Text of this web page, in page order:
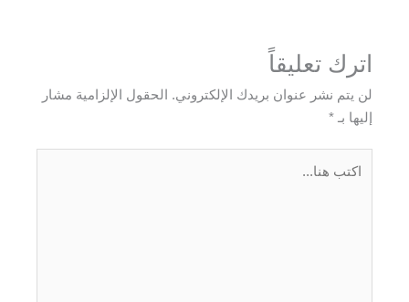
اترك تعليقاً
لن يتم نشر عنوان بريدك الإلكتروني. الحقول الإلزامية مشار
إليها بـ*